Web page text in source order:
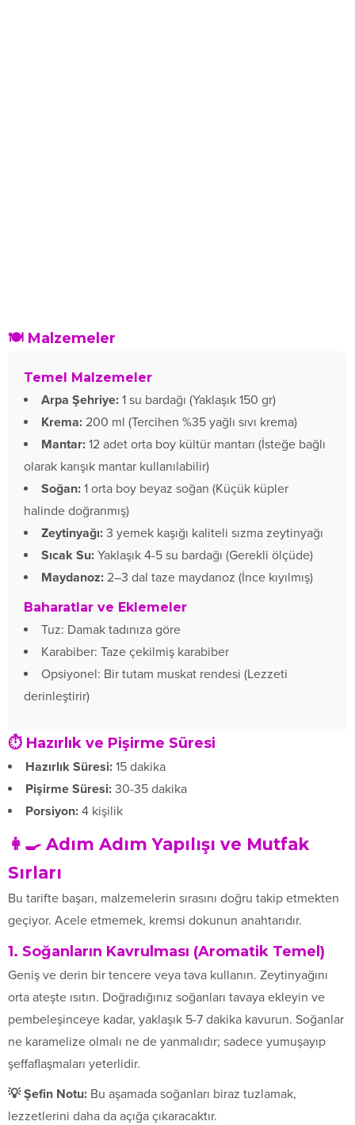
🍽️ Malzemeler
Temel Malzemeler
Arpa Şehriye: 1 su bardağı (Yaklaşık 150 gr)
Krema: 200 ml (Tercihen %35 yağlı sıvı krema)
Mantar: 12 adet orta boy kültür mantarı (İsteğe bağlı
olarak karışık mantar kullanılabilir)
Soğan: 1 orta boy beyaz soğan (Küçük küpler
halinde doğranmış)
Zeytinyağı: 3 yemek kaşığı kaliteli sızma zeytinyağı
Sıcak Su: Yaklaşık 4-5 su bardağı (Gerekli ölçüde)
Maydanoz: 2–3 dal taze maydanoz (İnce kıyılmış)
Baharatlar ve Eklemeler
Tuz: Damak tadınıza göre
Karabiber: Taze çekilmiş karabiber
Opsiyonel: Bir tutam muskat rendesi (Lezzeti
derinleştirir)
⏱️ Hazırlık ve Pişirme Süresi
Hazırlık Süresi: 15 dakika
Pişirme Süresi: 30-35 dakika
Porsiyon: 4 kişilik
👩‍🍳 Adım Adım Yapılışı ve Mutfak
Sırları
Bu tarifte başarı, malzemelerin sırasını doğru takip etmekten
geçiyor. Acele etmemek, kremsi dokunun anahtarıdır.
1. Soğanların Kavrulması (Aromatik Temel)
Geniş ve derin bir tencere veya tava kullanın. Zeytinyağını
orta ateşte ısıtın. Doğradığınız soğanları tavaya ekleyin ve
pembeleşinceye kadar, yaklaşık 5-7 dakika kavurun. Soğanlar
ne karamelize olmalı ne de yanmalıdır; sadece yumuşayıp
şeffaflaşmaları yeterlidir.
💡 Şefin Notu: Bu aşamada soğanları biraz tuzlamak,
lezzetlerini daha da açığa çıkaracaktır.